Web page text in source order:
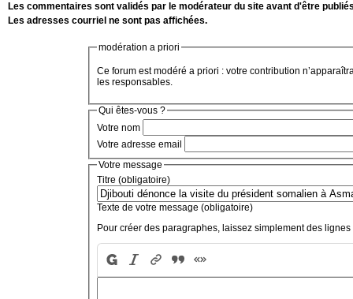
Les commentaires sont validés par le modérateur du site avant d'être
Les adresses courriel ne sont pas affichées.
modération a priori
Ce forum est modéré a priori : votre contribution
les responsables.
Qui êtes-vous ?
Votre nom
Votre adresse email
Votre message
Titre (obligatoire)
Texte de votre message (obligatoire)
Pour créer des paragraphes, laissez simplement des lignes